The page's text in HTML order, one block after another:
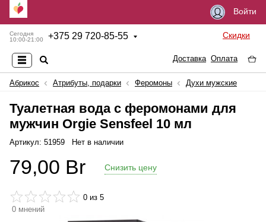
Войти
Сегодня
10:00-21:00
+375 29 720-85-55 Скидки
Доставка Оплата
Абрикос Атрибуты, подарки Феромоны Духи мужские
Туалетная вода с феромонами для
мужчин Orgie Sensfeel 10 мл
Артикул: 51959 Нет в наличии
79,00 Br Снизить цену
0 из 5
0 мнений